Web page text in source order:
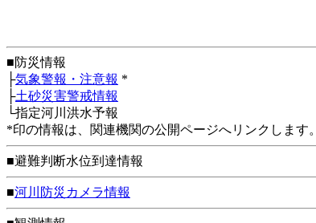
■防災情報
├気象警報・注意報 *
├土砂災害警戒情報
└指定河川洪水予報
*印の情報は、関連機関の公開ページへリンクします。
■避難判断水位到達情報
■河川防災カメラ情報